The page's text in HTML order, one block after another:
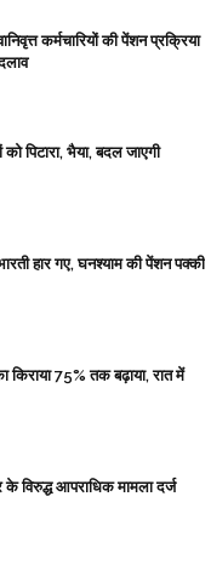
कर्मचारियों की पेंशन प्रक्रिया
पिटारा, भैया, बदल जाएगी
हार गए, घनश्याम की पेंशन पक्की
किराया 75% तक बढ़ाया, रात में
के विरुद्ध आपराधिक मामला दर्ज